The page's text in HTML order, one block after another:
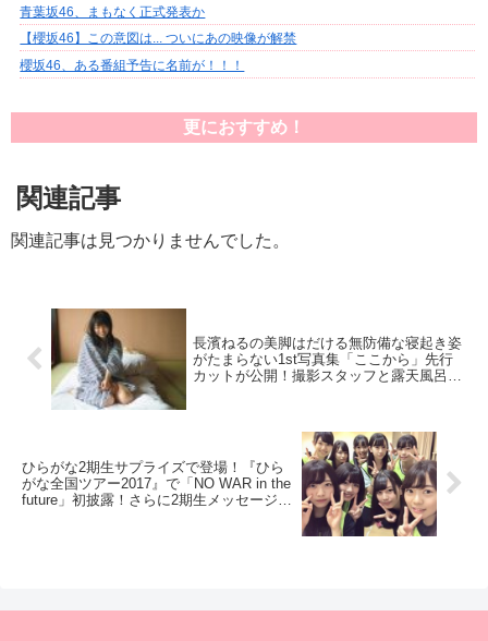
青葉坂46、まもなく正式発表か
【櫻坂46】この意図は... ついにあの映像が解禁
櫻坂46、ある番組予告に名前が！！！
更におすすめ！
関連記事
関連記事は見つかりませんでした。
長濱ねるの美脚はだける無防備な寝起き姿
がたまらない1st写真集「ここから」先行
カットが公開！撮影スタッフと露天風呂で
ひらがな2期生サプライズで登場！『ひら
がな全国ツアー2017』で「NO WAR in the
future」初披露！さらに2期生メッセージア